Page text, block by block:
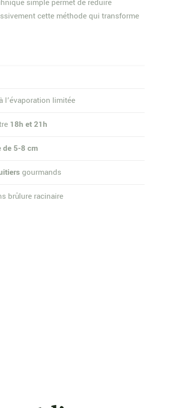
simple permet de réduire
cette méthode qui transforme
l’évaporation limitée
18h et 21h
de 5-8 cm
gourmands
brûlure racinaire